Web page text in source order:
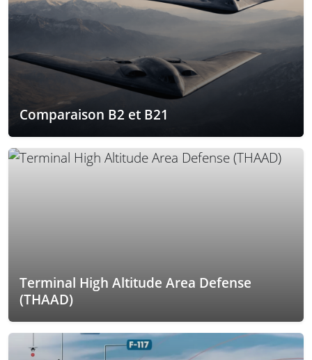
Comparaison B2 et B21
Terminal High Altitude Area Defense
(THAAD)